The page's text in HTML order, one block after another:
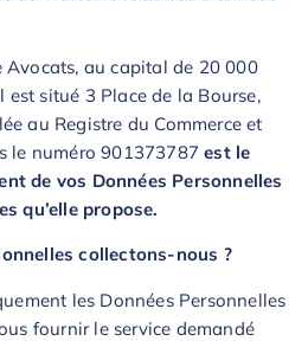
Avocats, au capital de 20 000
est situé 3 Place de la Bourse,
au Registre du Commerce et
le numéro 901373787est le
de vos Données Personnelles
qu’elle propose.
collectons-nous ?
les Données Personnelles
fournir le service demandé